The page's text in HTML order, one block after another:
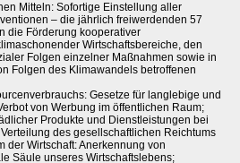
Mitteln: Sofortige Einstellung aller
– die jährlich freiwerdenden 57
die Förderung kooperativer
Wirtschaftsbereiche, den
Folgen einzelner Maßnahmen sowie in
Folgen des Klimawandels betroffenen
Gesetze für langlebige und
von Werbung im öffentlichen Raum;
Produkte und Dienstleistungen bei
des gesellschaftlichen Reichtums
der Wirtschaft: Anerkennung von
Säule unseres Wirtschaftslebens;